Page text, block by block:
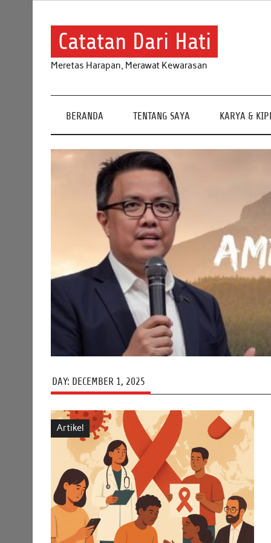
Catatan Dari Hati
Meretas Harapan, Merawat Kewarasan
BERANDA TENTANG SAYA KARYA &
DAY: DECEMBER 1, 2025
Artikel